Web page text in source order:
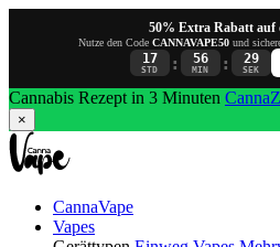
50% Extra Rabatt auf
Nutze den Code CANNAVAPE50und
17
STD : 56
MIN : 28
SEK
Cannabis Rezept in 3 Minuten
×
CannaVape
Vapes